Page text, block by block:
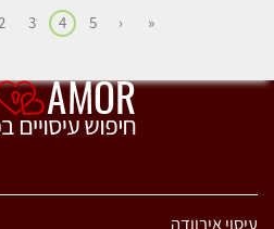
«
‹
5
4
3
עיסוי אירוודה